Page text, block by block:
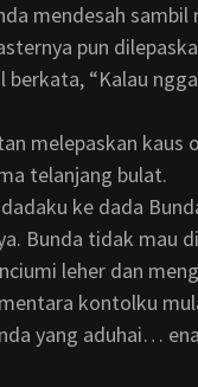
pun
berkata, “Kalau
telanjang bulat.
Bunda tidak mau
leher dan
kontolku
yang aduhai…